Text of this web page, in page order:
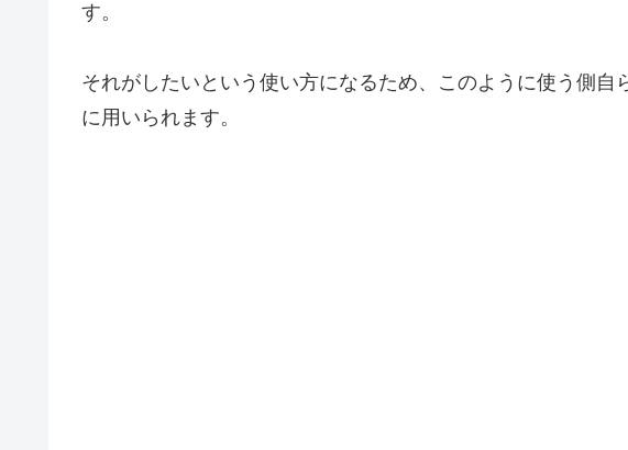
す。
それがしたいという使い方になるため、このように使う側自
に用いられます。